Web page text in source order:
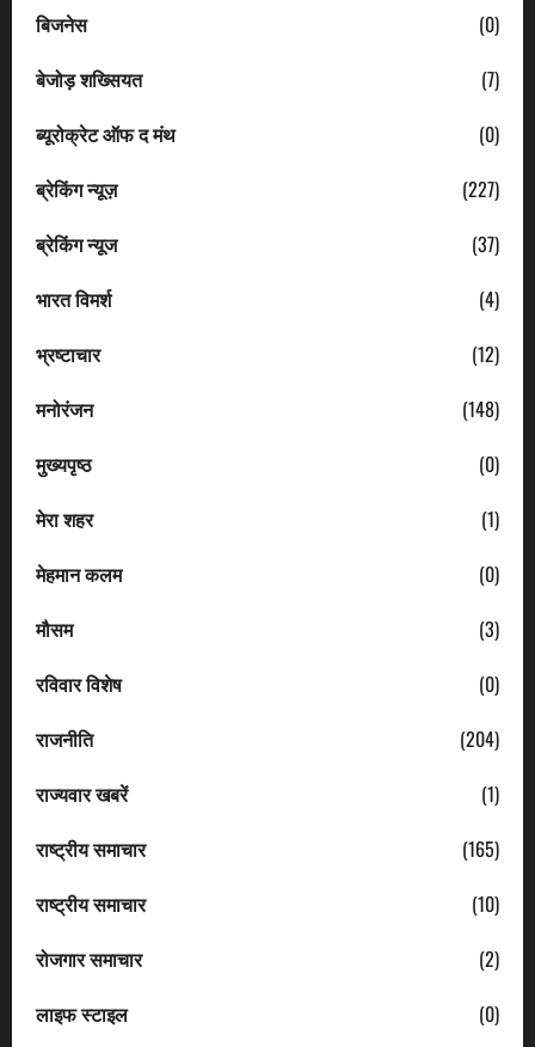
बिजनेस
(0)
बेजोड़ शख्सियत
(7)
ब्यूरोक्रेट ऑफ द मंथ
(0)
ब्रेकिंग न्यूज़
(227)
ब्रेकिंग न्यूज
(37)
भारत विमर्श
(4)
भ्रष्टाचार
(12)
मनोरंजन
(148)
मुख्यपृष्ठ
(0)
मेरा शहर
(1)
मेहमान कलम
(0)
मौसम
(3)
रविवार विशेष
(0)
राजनीति
(204)
राज्यवार खबरें
(1)
राष्ट्रीय समाचार
(165)
राष्ट्रीय समाचार
(10)
रोजगार समाचार
(2)
लाइफ स्टाइल
(0)